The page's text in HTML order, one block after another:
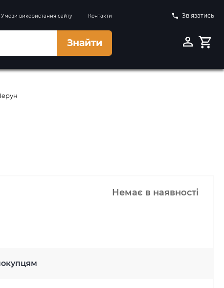
Умови використання сайту Контакти Зв’язатись
Знайти
Немає в наявності